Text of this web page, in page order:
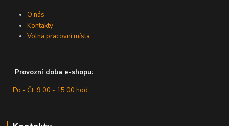
O nás
Kontakty
Volná pracovní místa
Provozní doba e-shopu:
Po - Čt: 9:00 - 15:00 hod.